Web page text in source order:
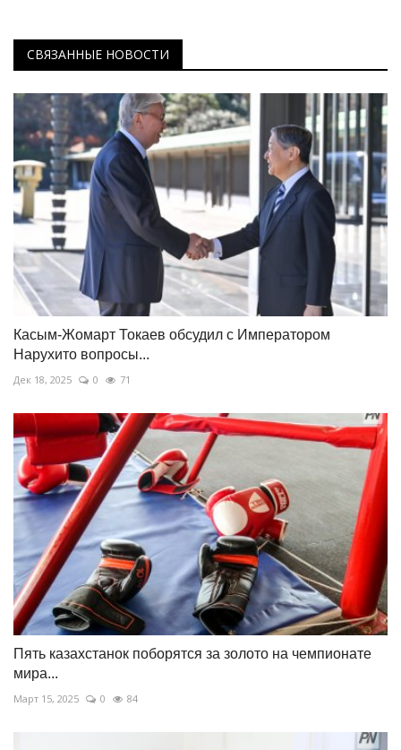
СВЯЗАННЫЕ НОВОСТИ
Касым-Жомарт Токаев обсудил с Императором
Нарухито вопросы...
Дек 18, 2025 0 71
Пять казахстанок поборятся за золото на чемпионате
мира...
Март 15, 2025 0 84